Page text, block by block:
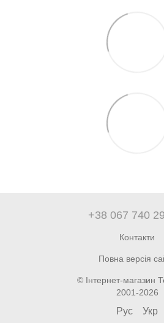
+38 067 740
Контакти
Повна версія
© Інтернет-магазин
2001-2026
Рус Укр